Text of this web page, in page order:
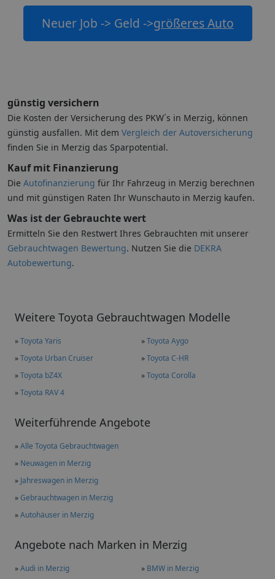
Weitere Toyota Gebrauchtwagen Modelle
»Toyota Yaris »Toyota Aygo
»Toyota Urban Cruiser »Toyota C-HR
»Toyota bZ4X »Toyota Corolla
»Toyota RAV 4
Weiterführende Angebote
»Alle Toyota Gebrauchtwagen
» Neuwagen in Merzig
» Jahreswagen in Merzig
»Gebrauchtwagen in Merzig
»Autohäuser in Merzig
Angebote nach Marken in Merzig
»Audi in Merzig » BMW in Merzig
Neuer Job -> Geld ->größeres Auto
günstig versichern
Die Kosten der Versicherung des PKW´s in Merzig, können
günstig ausfallen. Mit dem Vergleich der Autoversicherung
finden Sie in Merzig das Sparpotential.
Kauf mit Finanzierung
Die Autofinanzierung für Ihr Fahrzeug in Merzig berechnen
und mit günstigen Raten Ihr Wunschauto in Merzig kaufen.
Was ist der Gebrauchte wert
Ermitteln Sie den Restwert Ihres Gebrauchten mit unserer
Gebrauchtwagen Bewertung. Nutzen Sie die DEKRA
Autobewertung.